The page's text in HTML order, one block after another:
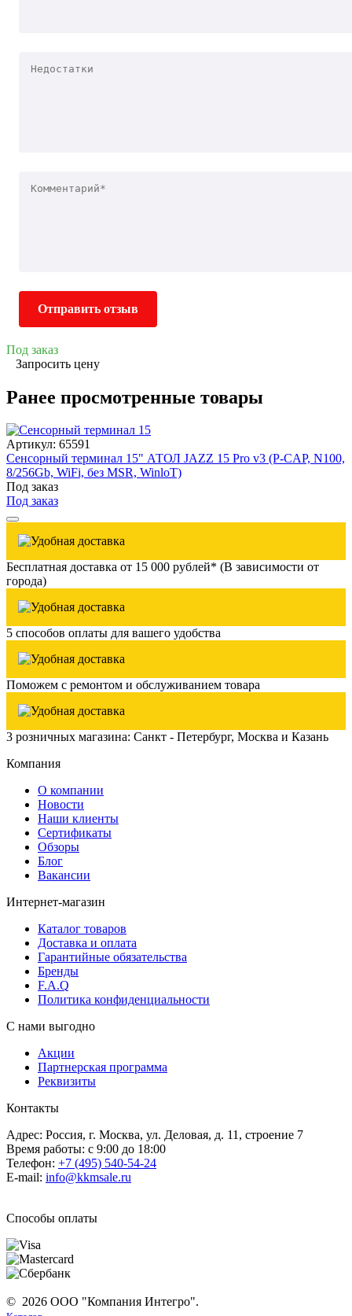
Отправить отзыв
Под заказ
Запросить цену
Ранее просмотренные товары
Артикул: 65591
Сенсорный терминал 15" АТОЛ JAZZ 15 Pro v3 (P-CAP, N100,
8/256Gb, WiFi, без MSR, WinloT)
Под заказ
Под заказ
Бесплатная доставка от 15 000 рублей* (В зависимости от
города)
5 способов оплаты для вашего удобства
Поможем с ремонтом и обслуживанием товара
3 розничных магазина: Санкт - Петербург, Москва и Казань
Компания
О компании
Новости
Наши клиенты
Сертификаты
Обзоры
Блог
Вакансии
Интернет-магазин
Каталог товаров
Доставка и оплата
Гарантийные обязательства
Бренды
F.A.Q
Политика конфиденциальности
С нами выгодно
Акции
Партнерская программа
Реквизиты
Контакты
Адрес: Россия, г. Москва, ул. Деловая, д. 11, строение 7
Время работы: с 9:00 до 18:00
Телефон: +7 (495) 540-54-24
E-mail: info@kkmsale.ru
Способы оплаты
© 2026 ООО "Компания Интегро".